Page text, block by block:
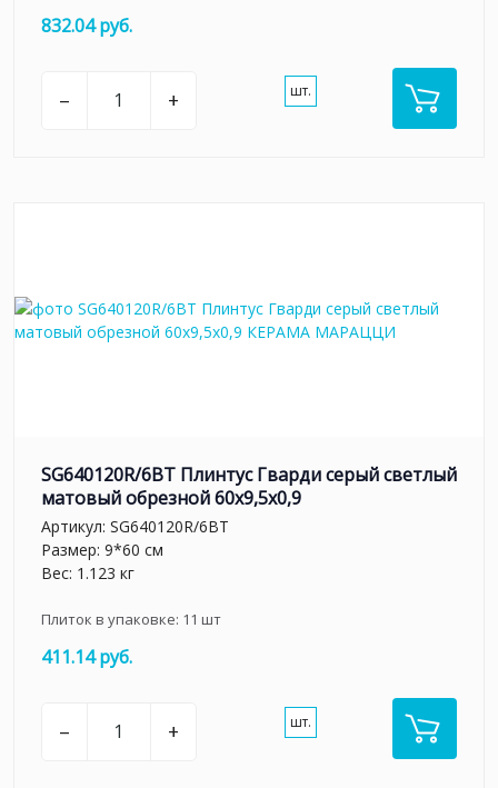
832.04 руб.
– + шт.
SG640120R/6BT Плинтус Гварди серый светлый
матовый обрезной 60x9,5x0,9
Артикул: SG640120R/6BT
Размер: 9*60 см
Вес: 1.123 кг
Плиток в упаковке: 11 шт
411.14 руб.
– + шт.